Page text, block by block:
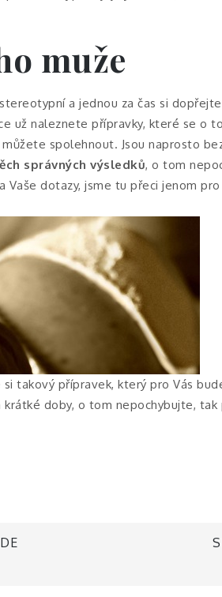
muže
a jednou za čas si
už naleznete přípravky, které se o
spolehnout. Jsou naprosto
správných výsledků, o tom
dotazy, jsme tu přeci jenom
takový přípravek, který pro Vás
doby, o tom nepochybujte,